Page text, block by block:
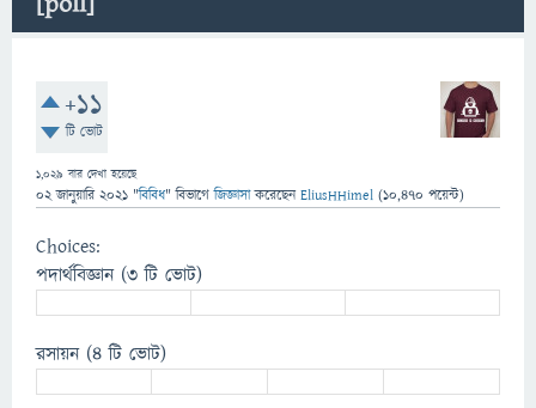
+11
টি ভোট
1,029 বার দেখা হয়েছে
02 জানুয়ারি 2021 "বিবিধ" বিভাগে জিজ্ঞাসাকরেছেনEliusHHimel (10,470 পয়েন্ট)
Choices:
পদার্থবিজ্ঞান(3 টি ভোট)
রসায়ন(4 টি ভোট)